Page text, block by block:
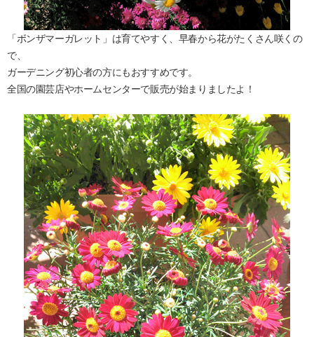
「ボンザマーガレット」は育てやすく、早春から花がたくさん咲くの
で、
ガーデニング初心者の方にもおすすめです。
全国の園芸店やホームセンターで販売が始まりましたよ！